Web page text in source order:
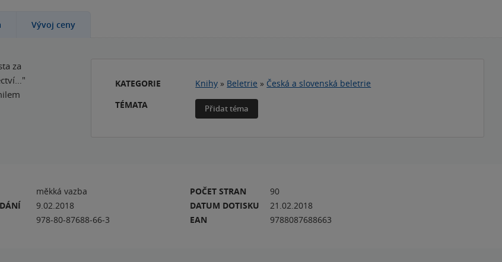
Vývoj ceny
za
KATEGORIE Knihy » Beletrie » Česká a slovenská beletrie
TÉMATA
Přidat téma
měkká vazba
9.02.2018
978-80-87688-66-3
POČET STRAN
90
DATUM DOTISKU
21.02.2018
EAN
9788087688663